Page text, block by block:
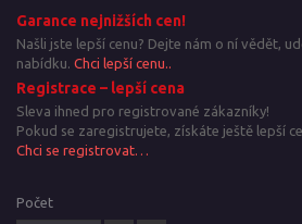
Garance nejnižších cen!
Našli jste lepší cenu? Dejte nám o ní vědět,
nabídku. Chci lepší cenu..
Registrace – lepší cena
Sleva ihned pro registrované zákazníky!
Pokud se zaregistrujete, získáte ještě lepší
Chci se registrovat…
Počet